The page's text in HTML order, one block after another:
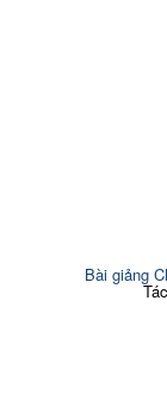
Bài giảng